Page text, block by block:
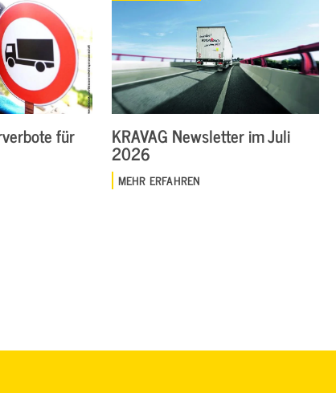
für KRAVAG Newsletter im Juli
2026
MEHR ERFAHREN